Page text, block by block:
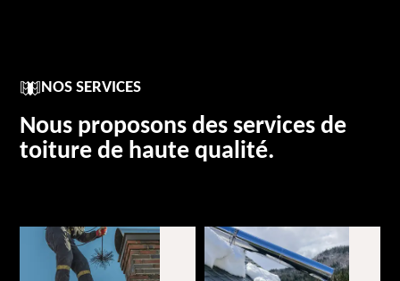
NOS SERVICES
Nous proposons des services de
toiture de haute qualité.